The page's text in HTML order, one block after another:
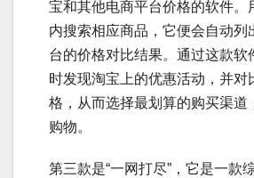
宝和其他电商平台价格的软件。
内搜索相应商品，它便会自动列
台的价格对比结果。通过这款软
时发现淘宝上的优惠活动，并对
格，从而选择最划算的购买渠道
购物。
第三款是“一网打尽”，它是一款